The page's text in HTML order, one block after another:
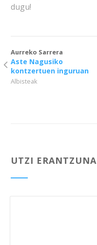
dugu!
Aurreko Sarrera
Aste Nagusiko
kontzertuen inguruan
Albisteak
UTZI ERANTZUNA